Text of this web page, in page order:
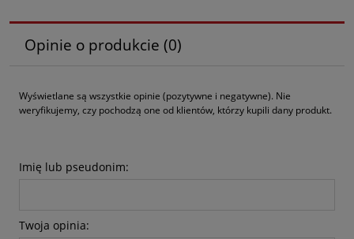
Opinie o produkcie (0)
Wyświetlane są wszystkie opinie (pozytywne i negatywne). Nie
weryfikujemy, czy pochodzą one od klientów, którzy kupili dany produkt.
Imię lub pseudonim:
Twoja opinia: